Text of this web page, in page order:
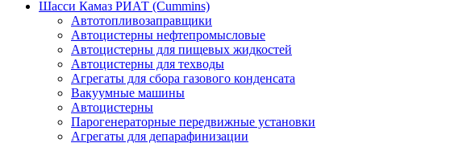
Шасси Камаз РИАТ (Cummins)
Автотопливозаправщики
Автоцистерны нефтепромысловые
Автоцистерны для пищевых жидкостей
Автоцистерны для техводы
Агрегаты для сбора газового конденсата
Вакуумные машины
Автоцистерны
Парогенераторные передвижные установки
Агрегаты для депарафинизации